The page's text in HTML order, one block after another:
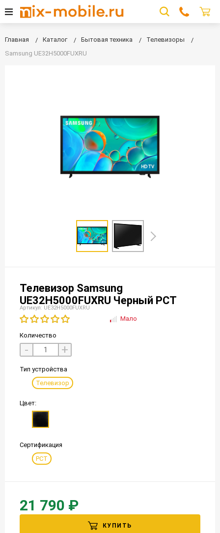
Главная Каталог Бытовая техника
Телевизоры
Samsung UE32H5000FUXRU
Телевизор Samsung
UE32H5000FUXRU Черный РСТ
Артикул: UE32H5000FUXRU
Мало
Количество
- +
Тип устройства
Телевизор
Цвет:
Сертификация
РСТ
21 790 ₽
КУПИТЬ